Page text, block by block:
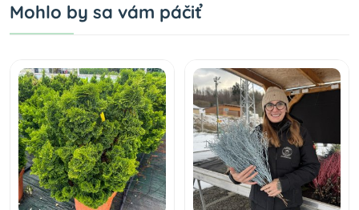
Mohlo by sa vám páčiť